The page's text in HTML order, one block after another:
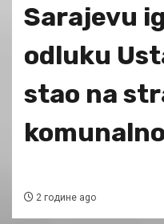
Sarajevu
odluku
stao na
2 године ago